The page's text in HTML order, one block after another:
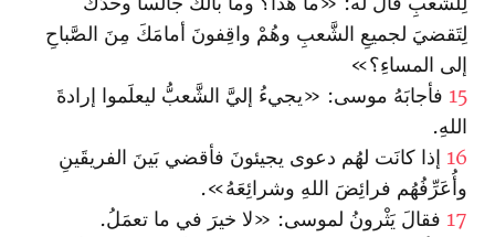
لِتَقضيَ لجميعِ الشَّعبِ وهُمْ واقِفونَ أمامَكَ مِنَ الصَّباحِ
إلى المساءِ؟»
15 فأجابَهُ موسى: «يجيءُ إليَّ الشَّعبُّ ليعلَموا إرادةَ
اللهِ.
16 إذا كانَت لهُم دعوى يجيئونَ فأقضي بَينَ الفريقَينِ
وأُعَرِّفُهُم فرائِضَ اللهِ وشرائِعَهُ».
17 فقالَ يَثْرونُ لموسى: «لا خيرَ في ما تعمَلُ.